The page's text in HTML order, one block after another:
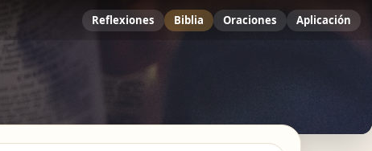
Reflexiones Biblia Oraciones Aplicación